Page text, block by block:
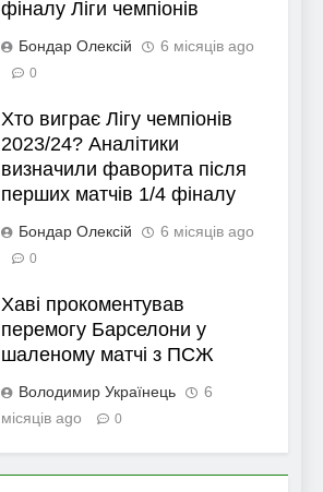
фіналу Ліги чемпіонів
Бондар Олексій 6 місяців ago
0
Хто виграє Лігу чемпіонів
2023/24? Аналітики
визначили фаворита після
перших матчів 1/4 фіналу
Бондар Олексій 6 місяців ago
0
Хаві прокоментував
перемогу Барселони у
шаленому матчі з ПСЖ
Володимир Українець
6
місяців ago
0